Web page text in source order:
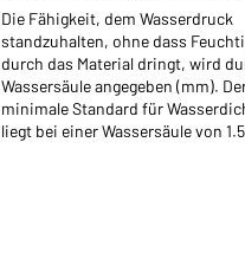
Die Fähigkeit, dem Wasserdruck
standzuhalten, ohne dass
durch das Material dringt, wird
Wassersäule angegeben (mm).
minimale Standard für
liegt bei einer Wassersäule von